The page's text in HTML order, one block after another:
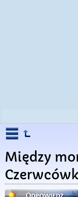
Między
Odpowiedz